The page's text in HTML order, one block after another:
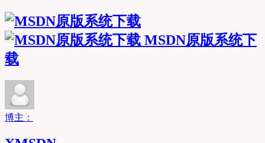
MSDN原版系统下
载
博主：